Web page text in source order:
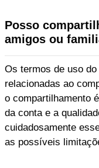
Posso
amigos ou
Os termos de uso
relacionadas ao
o compartilhamento
da conta e a
cuidadosamente
as possíveis